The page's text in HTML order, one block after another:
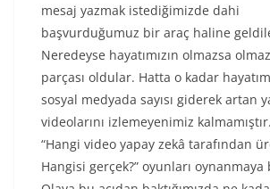
mesaj yazmak istediğimizde dahi
başvurduğumuz bir araç haline
Neredeyse hayatımızın olmazsa
parçası oldular. Hatta o kadar
sosyal medyada sayısı giderek artan
videolarını izlemeyenimiz
“Hangi video yapay zekâ tarafından
Hangisi gerçek?” oyunları oynanmaya